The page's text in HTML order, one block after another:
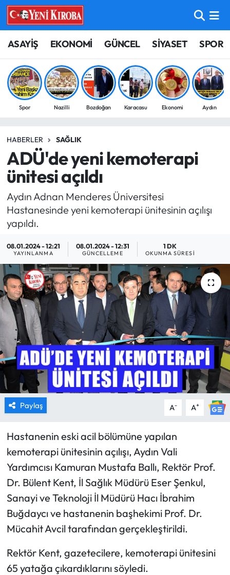
ASAYİŞ EKONOMİ GÜNCEL SİYASET SPOR
Spor Nazilli Bozdoğan Karacasu Ekonomi Aydın
HABERLER SAĞLIK
ADÜ'de yeni kemoterapi
ünitesi açıldı
Aydın Adnan Menderes Üniversitesi
Hastanesinde yeni kemoterapi ünitesinin açılışı
yapıldı.
08.01.2024 - 12:21
YAYINLANMA
08.01.2024 - 12:31
GÜNCELLEME
1 DK
OKUNMA SÜRESI
Paylaş A- A+
Hastanenin eski acil bölümüne yapılan
kemoterapi ünitesinin açılışı, Aydın Vali
Yardımcısı Kamuran Mustafa Ballı, Rektör Prof.
Dr. Bülent Kent, İl Sağlık Müdürü Eser Şenkul,
Sanayi ve Teknoloji İl Müdürü Hacı İbrahim
Buğdaycı ve hastanenin başhekimi Prof. Dr.
Mücahit Avcil tarafından gerçekleştirildi.
Rektör Kent, gazetecilere, kemoterapi ünitesini
65 yatağa çıkardıklarını söyledi.
ASAYİŞ
BİLİM-TEKNOLOJİ
ÇEVRE
EĞİTİM
EKONOMİ
GÜNCEL
GÜNDEM
MAGAZİN
SAĞLIK
SİYASET
SPOR
TARIM
TURİZM
YAŞAM
RESMİ İLANLAR
HABER İLAN
Aydın Nöbetçi Eczaneler
Aydın Hava Durumu
Aydin Namaz Vakitleri
Süper Lig Puan Durumu ve Fikstür
Tüm Manşetler
Son Dakika Haberleri
Haber Arşivi